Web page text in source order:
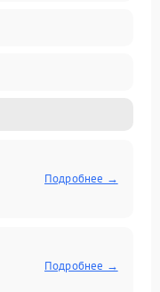
Подробнее →
Подробнее →